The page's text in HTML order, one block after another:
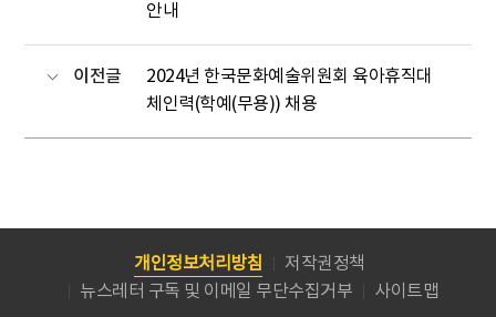
안내
이전글
2024년 한국문화예술위원회 육아휴직대
체인력(학예(무용)) 채용
개인정보처리방침
저작권정책
뉴스레터 구독 및 이메일 무단수집거부
사이트맵